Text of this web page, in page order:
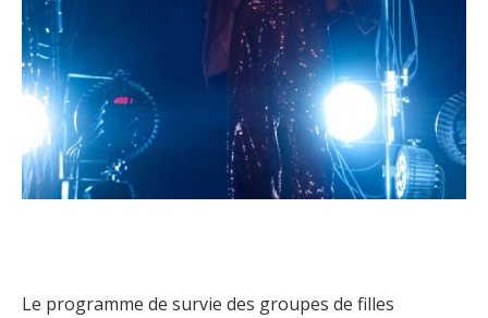
Le programme de survie des groupes de filles